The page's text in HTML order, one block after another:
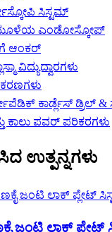
ಸಿಸ್ಟಮ್
ಎಂಡೋಸ್ಕೋಪ್
ಆಂಕರ್
ವಿದ್ಯುದ್ವಾರಗಳು
ಕಾರ್ಡ್ಲೆಸ್ ಡ್ರಿಲ್ &
ಕಾಲು ಪವರ್ ಪರಿಕರಗಳು
ಉತ್ಪನ್ನಗಳು
ಜಂಟಿ ಲಾಕ್ ಪ್ಲೇಟ್